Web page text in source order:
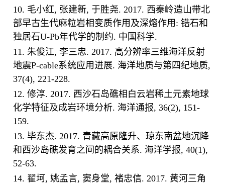
10. 毛小红, 张建新, 于胜尧. 2017. 西秦岭造山带北
部早古生代麻粒岩相变质作用及深熔作用: 锆石和
独居石U-Pb年代学的制约. 中国科学.
11. 朱俊江, 李三忠. 2017. 高分辨率三维海洋反射
地震P-cable系统应用进展. 海洋地质与第四纪地质,
37(4), 221-228.
12. 修淳. 2017. 西沙石岛礁相白云岩稀土元素地球
化学特征及成岩环境分析. 海洋通报, 36(2), 151-
159.
13. 毕东杰. 2017. 青藏高原隆升、琼东南盆地沉降
和西沙岛礁发育之间的耦合关系. 海洋学报, 40(1),
52-63.
14. 翟坷, 姚孟言, 窦身堂, 褚忠信. 2017. 黄河三角